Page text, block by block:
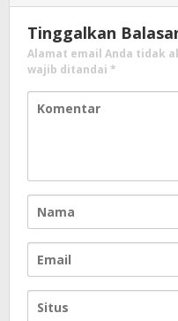
Tinggalkan
Alamat email Anda tidak
wajib ditandai *